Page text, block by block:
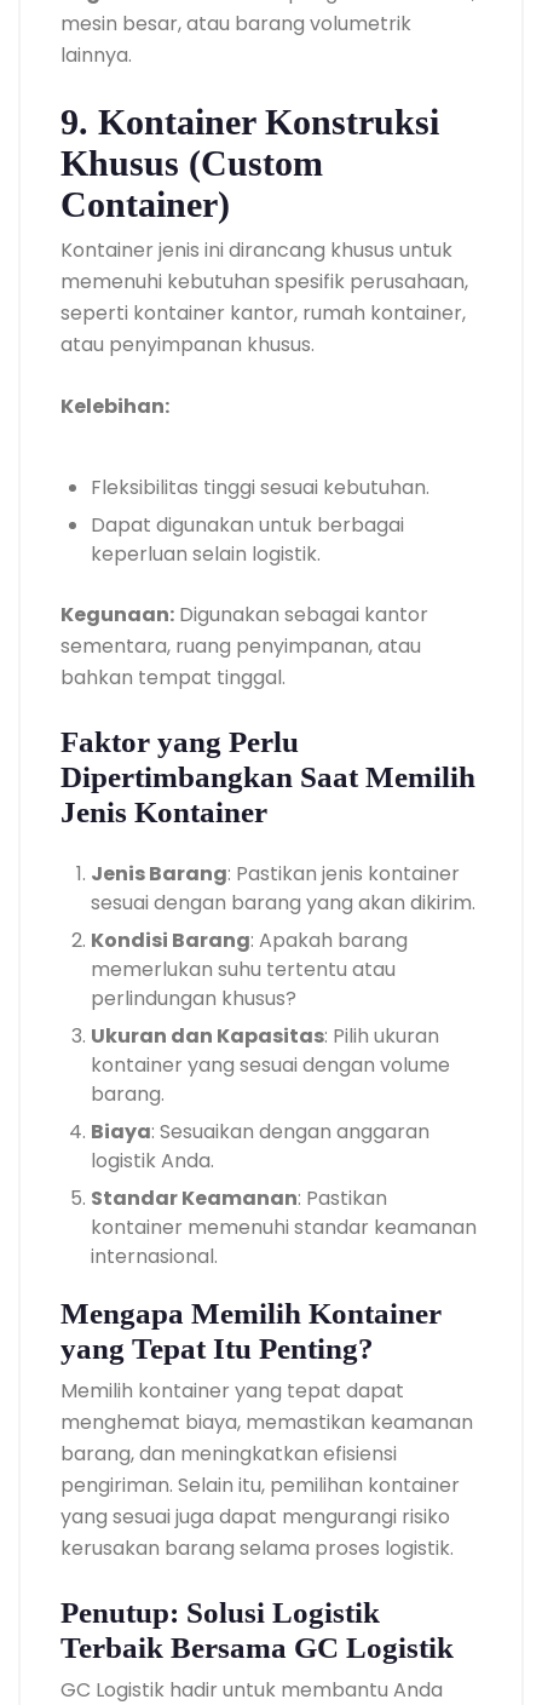
mesin besar, atau barang volumetrik
lainnya.
9. Kontainer Konstruksi
Khusus (Custom
Container)
Kontainer jenis ini dirancang khusus untuk
memenuhi kebutuhan spesifik perusahaan,
seperti kontainer kantor, rumah kontainer,
atau penyimpanan khusus.
Kelebihan:
Fleksibilitas tinggi sesuai kebutuhan.
Dapat digunakan untuk berbagai
keperluan selain logistik.
Kegunaan: Digunakan sebagai kantor
sementara, ruang penyimpanan, atau
bahkan tempat tinggal.
Faktor yang Perlu
Dipertimbangkan Saat Memilih
Jenis Kontainer
Jenis Barang: Pastikan jenis kontainer
sesuai dengan barang yang akan dikirim.
Kondisi Barang: Apakah barang
memerlukan suhu tertentu atau
perlindungan khusus?
Ukuran dan Kapasitas: Pilih ukuran
kontainer yang sesuai dengan volume
barang.
Biaya: Sesuaikan dengan anggaran
logistik Anda.
Standar Keamanan: Pastikan
kontainer memenuhi standar keamanan
internasional.
Mengapa Memilih Kontainer
yang Tepat Itu Penting?
Memilih kontainer yang tepat dapat
menghemat biaya, memastikan keamanan
barang, dan meningkatkan efisiensi
pengiriman. Selain itu, pemilihan kontainer
yang sesuai juga dapat mengurangi risiko
kerusakan barang selama proses logistik.
Penutup: Solusi Logistik
Terbaik Bersama GC Logistik
GC Logistik hadir untuk membantu Anda